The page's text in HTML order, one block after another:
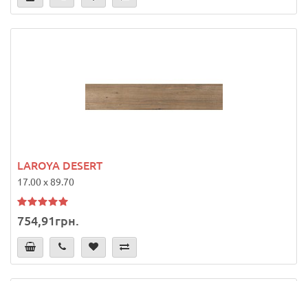
LAROYA DESERT
17.00 x 89.70
754,91грн.